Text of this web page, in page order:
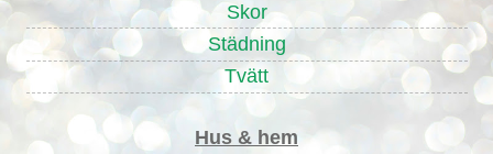
Skor
Städning
Tvätt
Hus & hem